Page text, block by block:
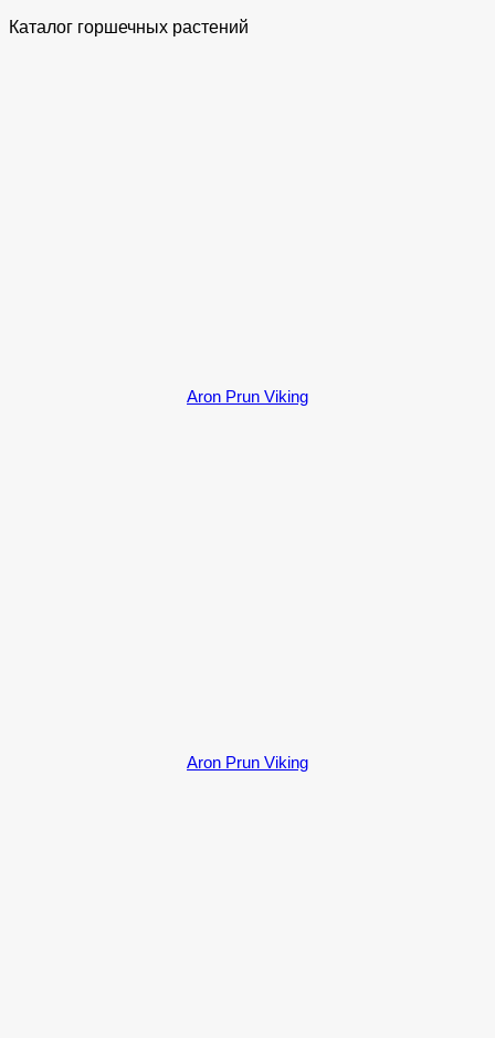
Каталог горшечных растений
Aron Prun Viking
Aron Prun Viking